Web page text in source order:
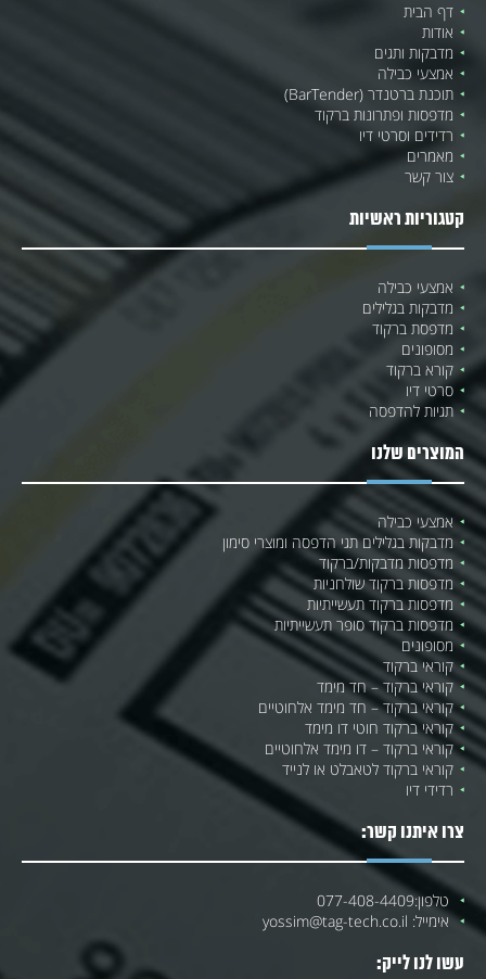
דף הבית
אודות
מדבקות ותגים
אמצעי כבילה
תוכנת ברטנדר (BarTender)
מדפסות ופתרונות ברקוד
רדידים וסרטי דיו
מאמרים
צור קשר
קטגוריות ראשיות
אמצעי כבילה
מדבקות בגלילים
מדפסת ברקוד
מסופונים
קורא ברקוד
סרטי דיו
תגיות להדפסה
המוצרים שלנו
אמצעי כבילה
מדבקות בגלילים תגי הדפסה ומוצרי סימון
מדפסות מדבקות/ברקוד
מדפסות ברקוד שולחניות
מדפסות ברקוד תעשייתיות
מדפסות ברקוד סופר תעשייתיות
מסופונים
קוראי ברקוד
קוראי ברקוד – חד מימד
קוראי ברקוד – חד מימד אלחוטיים
קוראי ברקוד חוטי דו מימד
קוראי ברקוד – דו מימד אלחוטיים
קוראי ברקוד לטאבלט או לנייד
רדידי דיו
צרו איתנו קשר:
טלפון:077-408-4409
אימייל: yossim@tag-tech.co.il
עשו לנו לייק: